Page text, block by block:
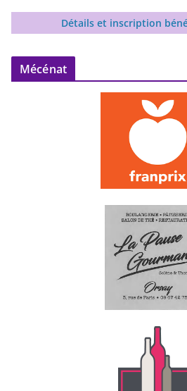
Détails et inscription
Mécénat